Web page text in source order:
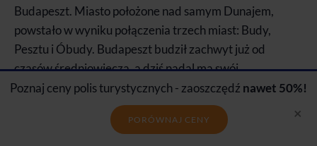
Budapeszt. Miasto położone nad samym Dunajem,
powstało w wyniku połączenia trzech miast: Budy,
Pesztu i Óbudy. Budapeszt budził zachwyt już od
czasów średniowiecza, a dziś nadal ma swój
niepowtarzalny klimat.
Monumentalne budynki, szerokie bulwary i malownicze
wzgórza sprawiają, żepanorama miasta należy do
Poznaj ceny polis turystycznych - zaoszczędź nawet 50%!
PORÓWNAJ CENY ×